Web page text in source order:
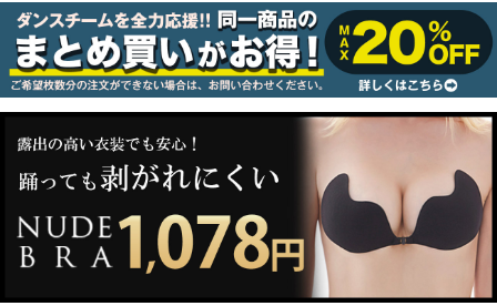
LINE連携でクーポンもらえる!!
浴衣
コスプレ
クリスマス